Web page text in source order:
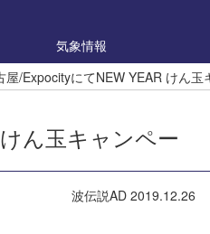
気象情報
屋/ExpocityにてNEW YEAR けん
ん玉キャンペー
波伝説AD 2019.12.26